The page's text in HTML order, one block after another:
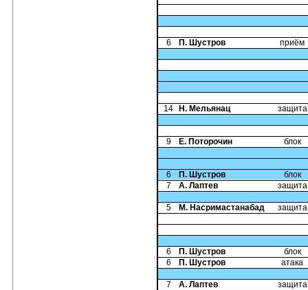
6 П. Шустров приём
14 Н. Мельянац защита
9 Е. Поторочин блок
6 П. Шустров
блок
7
А. Лаптев защита
5 М. Насримастанабад защита
6 П. Шустров
блок
6
П. Шустров атака
7 А. Лаптев защита